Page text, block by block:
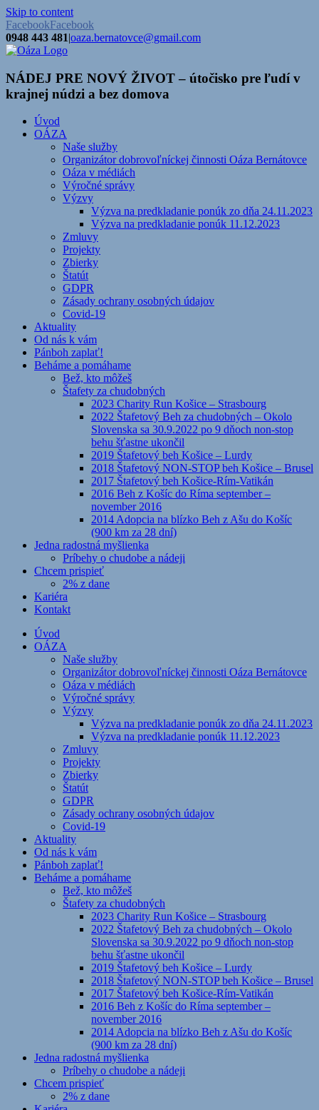
Skip to content
FacebookFacebook
0948 443 481|oaza.bernatovce@gmail.com
NÁDEJ PRE NOVÝ ŽIVOT – útočisko pre ľudí v
krajnej núdzi a bez domova
Úvod
OÁZA
Naše služby
Organizátor dobrovoľníckej činnosti Oáza Bernátovce
Oáza v médiách
Výročné správy
Výzvy
Výzva na predkladanie ponúk zo dňa 24.11.2023
Výzva na predkladanie ponúk 11.12.2023
Zmluvy
Projekty
Zbierky
Štatút
GDPR
Zásady ochrany osobných údajov
Covid-19
Aktuality
Od nás k vám
Pánboh zaplať!
Beháme a pomáhame
Bež, kto môžeš
Štafety za chudobných
2023 Charity Run Košice – Strasbourg
2022 Štafetový Beh za chudobných – Okolo
Slovenska sa 30.9.2022 po 9 dňoch non-stop
behu šťastne ukončil
2019 Štafetový beh Košice – Lurdy
2018 Štafetový NON-STOP beh Košice – Brusel
2017 Štafetový beh Košice-Rím-Vatikán
2016 Beh z Košíc do Ríma september –
november 2016
2014 Adopcia na blízko Beh z Ašu do Košíc
(900 km za 28 dní)
Jedna radostná myšlienka
Príbehy o chudobe a nádeji
Chcem prispieť
2% z dane
Kariéra
Kontakt
Úvod
OÁZA
Naše služby
Organizátor dobrovoľníckej činnosti Oáza Bernátovce
Oáza v médiách
Výročné správy
Výzvy
Výzva na predkladanie ponúk zo dňa 24.11.2023
Výzva na predkladanie ponúk 11.12.2023
Zmluvy
Projekty
Zbierky
Štatút
GDPR
Zásady ochrany osobných údajov
Covid-19
Aktuality
Od nás k vám
Pánboh zaplať!
Beháme a pomáhame
Bež, kto môžeš
Štafety za chudobných
2023 Charity Run Košice – Strasbourg
2022 Štafetový Beh za chudobných – Okolo
Slovenska sa 30.9.2022 po 9 dňoch non-stop
behu šťastne ukončil
2019 Štafetový beh Košice – Lurdy
2018 Štafetový NON-STOP beh Košice – Brusel
2017 Štafetový beh Košice-Rím-Vatikán
2016 Beh z Košíc do Ríma september –
november 2016
2014 Adopcia na blízko Beh z Ašu do Košíc
(900 km za 28 dní)
Jedna radostná myšlienka
Príbehy o chudobe a nádeji
Chcem prispieť
2% z dane